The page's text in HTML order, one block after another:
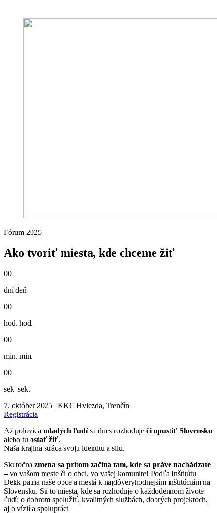
Fórum 2025
Ako tvoriť miesta, kde chceme žiť
00
dní deň
00
hod. hod.
00
min. min.
00
sek. sek.
7. október 2025 | KKC Hviezda, Trenčín
Registrácia
Až polovica mladých ľudísa dnes rozhoduje či opustiť Slovensko
alebo tu ostať žiť.
Naša krajina stráca svoju identitu a silu.
Skutočná zmena sa pritom začína tam, kde sa práve nachádzate
–vo vašom meste či o obci, vo vašej komunite! Podľa Inštitútu
Dekk patria naše obce a mestá k najdôveryhodnejším inštitúciám na
Slovensku. Sú to miesta, kde sa rozhoduje o každodennom živote
ľudí: o dobrom spolužití, kvalitných službách, dobrých projektoch,
aj o vízií a spolupráci